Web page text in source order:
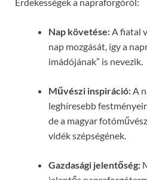
Érdekességek a napraforgóról:
Nap követése:A fiatal
nap mozgását, így a
imádójának” is nevezik.
Művészi inspiráció:A
leghíresebb
de a magyar
vidék szépségének.
Gazdasági jelentőség: